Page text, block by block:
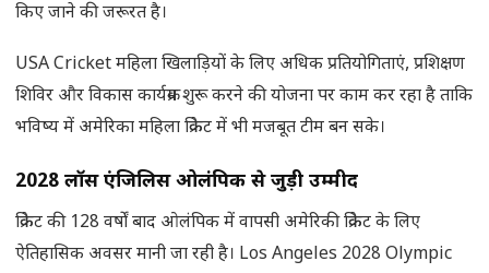
किए जाने की जरूरत है।
USA Cricket महिला खिलाड़ियों के लिए अधिक प्रतियोगिताएं, प्रशिक्षण
शिविर और विकास कार्यक्रम शुरू करने की योजना पर काम कर रहा है ताकि
भविष्य में अमेरिका महिला क्रिकेट में भी मजबूत टीम बन सके।
2028 लॉस एंजिलिस ओलंपिक से जुड़ी उम्मीदें
क्रिकेट की 128 वर्षों बाद ओलंपिक में वापसी अमेरिकी क्रिकेट के लिए
ऐतिहासिक अवसर मानी जा रही है। Los Angeles 2028 Olympic